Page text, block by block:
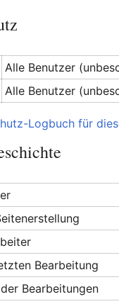
Alle Benutzer
Alle Benutzer
Logbuch für
Bearbeitung
Bearbeitungen